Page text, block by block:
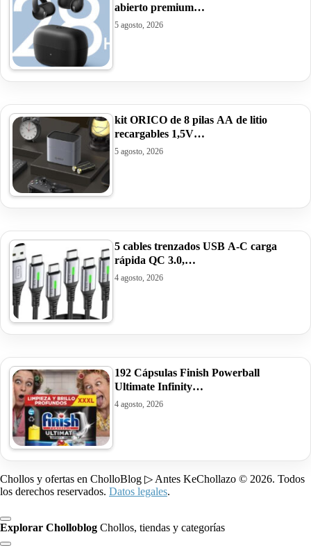
abierto premium…
5 agosto, 2026
kit ORICO de 8 pilas AA de litio
recargables 1,5V…
5 agosto, 2026
5 cables trenzados USB A-C carga
rápida QC 3.0,…
4 agosto, 2026
192 Cápsulas Finish Powerball
Ultimate Infinity…
4 agosto, 2026
Chollos y ofertas en CholloBlog ▷ Antes KeChollazo © 2026. Todos
los derechos reservados. Datos legales.
Explorar Cholloblog Chollos, tiendas y categorías